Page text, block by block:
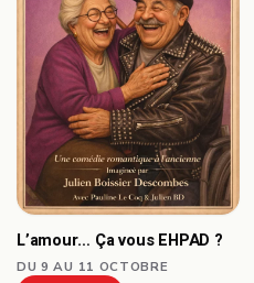
L’amour… Ça vous EHPAD ?
DU 9 AU 11 OCTOBRE